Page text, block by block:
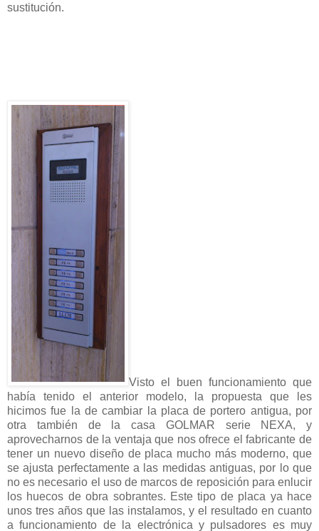
sustitución.
Visto el buen funcionamiento que
había tenido el anterior modelo, la propuesta que les
hicimos fue la de cambiar la placa de portero antigua, por
otra también de la casa GOLMAR serie NEXA, y
aprovecharnos de la ventaja que nos ofrece el fabricante de
tener un nuevo diseño de placa mucho más moderno, que
se ajusta perfectamente a las medidas antiguas, por lo que
no es necesario el uso de marcos de reposición para enlucir
los huecos de obra sobrantes. Este tipo de placa ya hace
unos tres años que las instalamos, y el resultado en cuanto
a funcionamiento de la electrónica y pulsadores es muy